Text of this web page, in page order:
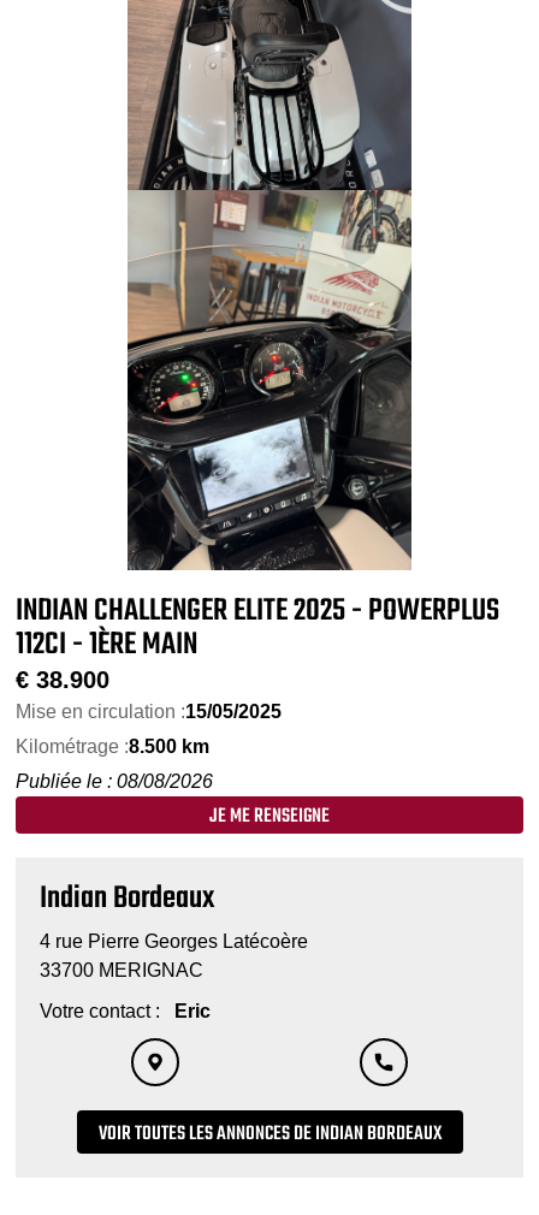
INDIAN CHALLENGER ELITE 2025 - POWERPLUS
112CI - 1ÈRE MAIN
€38.900
Mise en circulation :15/05/2025
Kilométrage :8.500 km
Publiée le : 08/08/2026
JE ME RENSEIGNE
Indian Bordeaux
4 rue Pierre Georges Latécoère
33700 MERIGNAC
Votre contact :
Eric
VOIR TOUTES LES ANNONCES DE INDIAN BORDEAUX